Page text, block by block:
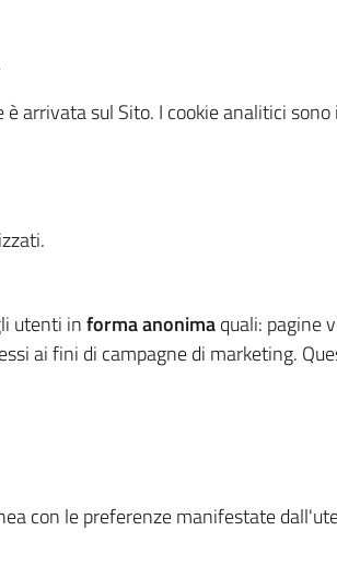
arrivata sul Sito. I cookie analitici
utenti informa anonimaquali: pagine
ai fini di campagne di marketing.
con le preferenze manifestate